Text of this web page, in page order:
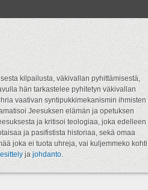
kilpailusta, väkivallan pyhittämisestä,
hän tarkastelee pyhitetyn väkivallan
vaativan syntipukkimekanismin ihmisten
Jeesuksen elämän ja opetuksen
ja kritisoi teologiaa, joka edelleen
ja pasifistista historiaa, sekä omaa
joka ei tuota uhreja, vai kuljemmeko kohti
esittelyjajohdanto.